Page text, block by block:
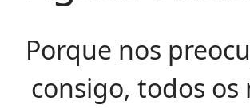
Porque nos
consigo, todos os